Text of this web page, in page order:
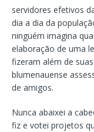
servidores efetivos
dia a dia da
ninguém imagina
elaboração de uma
fizeram além de
blumenauense
de amigos.
Nunca abaixei a
fiz e votei projetos